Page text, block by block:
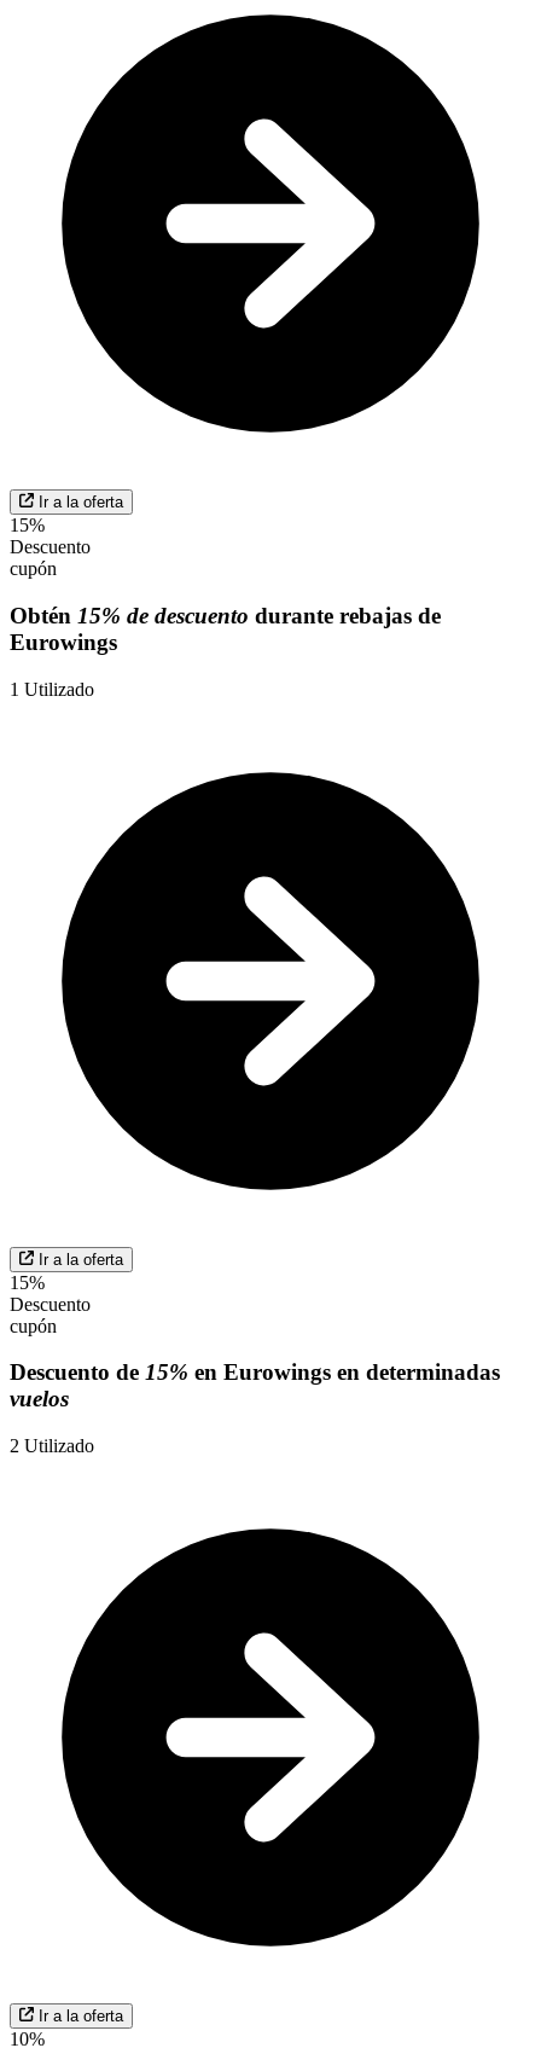
Ir a la oferta
15%
Descuento
cupón
Obtén 15% de descuento durante rebajas de
Eurowings
1 Utilizado
Ir a la oferta
15%
Descuento
cupón
Descuento de 15% en Eurowings en determinadas
vuelos
2 Utilizado
Ir a la oferta
10%